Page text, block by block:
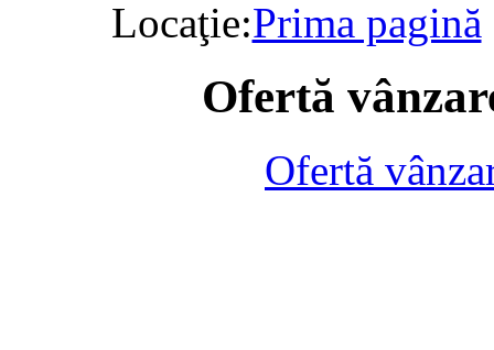
Locaţie:Prima pagină
Ofertă
Ofertă